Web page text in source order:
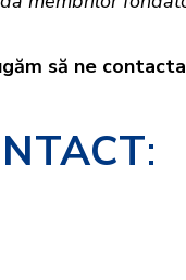
să ne
: